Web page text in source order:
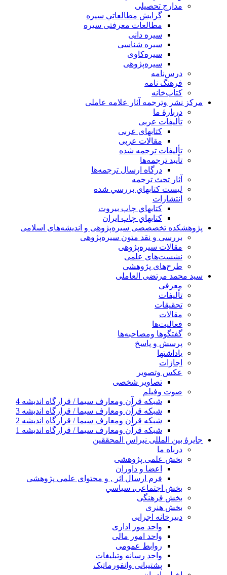
مدارج تحصیلی
گرايش مطالعاتي سیره
مطالعات معرفتی سیره
سیره دانی
سیره شناسی
سیره‌کاوی
سیره‌پژوهی
درس‌نامه
فرهنگ نامه
کتاب‌خانه
مركز نشر وترجمه آثار علامه عاملی
دربارهٔ ما
تألیفات عربی
کتابهای عربی
مقالات عربی
تألیفات ترجمه شده
تأیید ترجمه‌ها
درگاه ارسال ترجمه‌ها
آثار تحث ترجمه
ليست كتابهاي بررسي شده
انتشارات
كتابهاي چاپ بيروت
كتابهاي چاپ ايران
پژوهشكده تخصصصى سیره‌پژوهی و اندیشه‌های اسلامی
بررسی و نقد متون سیره‌پژوهی
مقالات سيره‌پژوهى
نشست‌های علمی
طرح‌های پژوهشی
سید محمد مرتضی العاملی
معرفی
تألیفات
تحقیقات
مقالات
فعالیت‌ها
گفتگوها ومصاحبه‌ها
پرسش و پاسخ
یاداشتها
اجازات
عكس وتصوير
تصاوير شخصى
صوت وفیلم
شبكه قرآن ومعارف سيما / قرارگاه انديشه 4
شبكه قرآن ومعارف سيما / قرارگاه انديشه 3
شبكه قرآن ومعارف سيما / قرارگاه انديشه 2
شبكه قرآن ومعارف سيما / قرارگاه انديشه 1
جايرهٔ بین المللی نبراس المحققین
درباه ما
بخش علمی پژوهشی
اعضا و داوران
فرم ارسال اثر , و محتوای علمی پژوهشی
بخش اجتماعی، سياسي
بخش فرهنگی
بخش هنری
دبیرخانه اجرایی
واحد مور اداری
واحد امور مالی
روابط عمومی
واحد رسانه وتبلیغات
پشتیبانی وانفورماتیک